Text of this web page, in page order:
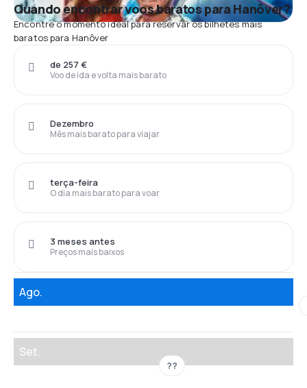
Quando encontrar voos baratos para Hanôver?
Encontre o momento ideal para reservar os bilhetes mais
baratos para Hanôver
Voo de ida e volta mais barato
de 257 €
Mês mais barato para viajar
Dezembro
O dia mais barato para voar
terça-feira
Preços mais baixos
3 meses antes
Ago.
Set.
??